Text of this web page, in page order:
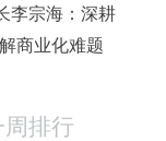
李宗海：深耕
商业化难题
周排行